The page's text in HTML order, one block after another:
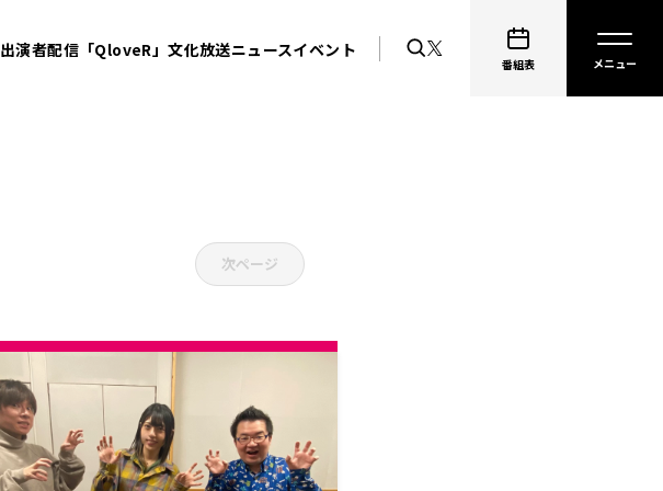
出演者配信「QloveR」文化放送ニュースイベント
番組表
次ページ